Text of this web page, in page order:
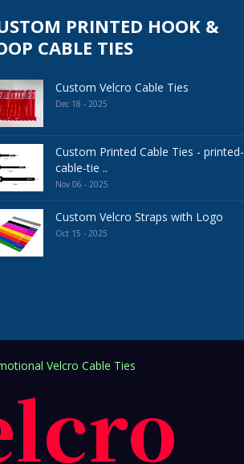
PRINTED HOOK &
CABLE TIES
Custom Velcro Cable Ties
Dec 18 - 2025
Custom Printed Cable Ties - printed-
cable-tie ..
Nov 06 - 2025
Custom Velcro Straps with Logo
Oct 15 - 2025
Velcro Cable Ties